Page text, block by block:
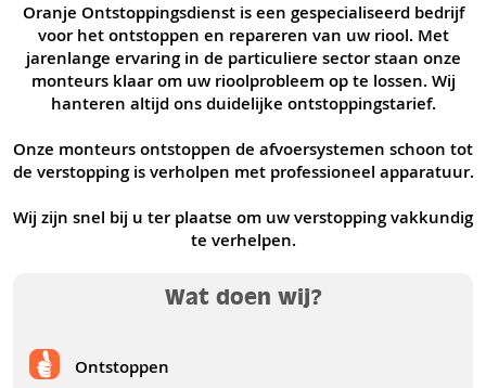
Oranje Ontstoppingsdienst is een gespecialiseerd bedrijf
voor het ontstoppen en repareren van uw riool. Met
jarenlange ervaring in de particuliere sector staan onze
monteurs klaar om uw rioolprobleem op te lossen. Wij
hanteren altijd ons duidelijke ontstoppingstarief.
Onze monteurs ontstoppen de afvoersystemen schoon tot
de verstopping is verholpen met professioneel apparatuur.
Wij zijn snel bij u ter plaatse om uw verstopping vakkundig
te verhelpen.
Wat doen wij?
Ontstoppen